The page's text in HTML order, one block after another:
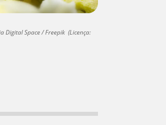
Digital Space / Freepik (Licença: